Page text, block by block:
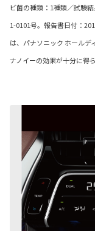
ビ菌の種類：1種類／試験
1-0101号。報告書日付：
は、パナソニック ホール
ナノイーの効果が十分に得